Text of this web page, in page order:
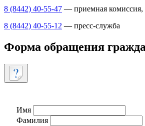
8 (8442) 40-55-47 — приемная комиссия,
8 (8442) 40-55-12 — пресс-служба
Форма обращения
Имя
Фамилия